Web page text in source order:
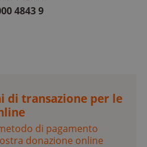
4843 9
di transazione per le
di pagamento
donazione online